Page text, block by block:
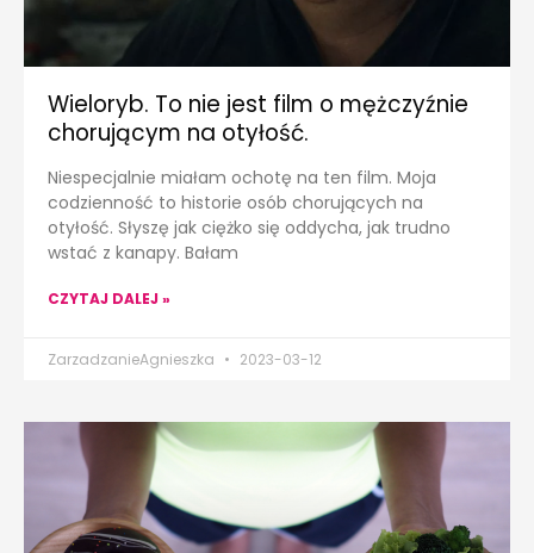
Wieloryb. To nie jest film o mężczyźnie
chorującym na otyłość.
Niespecjalnie miałam ochotę na ten film. Moja
codzienność to historie osób chorujących na
otyłość. Słyszę jak ciężko się oddycha, jak trudno
wstać z kanapy. Bałam
CZYTAJ DALEJ »
ZarzadzanieAgnieszka 2023-03-12